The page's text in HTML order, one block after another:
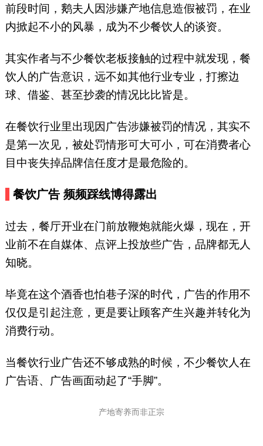
佳林开心梦工场等品牌。（微信
号：yuelaoban）
前段时间，鹅夫人因涉嫌产地信息造假被罚，在业
内掀起不小的风暴，成为不少餐饮人的谈资。
其实作者与不少餐饮老板接触的过程中就发现，餐
饮人的广告意识，远不如其他行业专业，打擦边
球、借鉴、甚至抄袭的情况比比皆是。
在餐饮行业里出现因广告涉嫌被罚的情况，其实不
是第一次见，被处罚情形可大可小，可在消费者心
目中丧失掉品牌信任度才是最危险的。
餐饮广告频频踩线博得露出
过去，餐厅开业在门前放鞭炮就能火爆，现在，开
业前不在自媒体、点评上投放些广告，品牌都无人
知晓。
毕竟在这个酒香也怕巷子深的时代，广告的作用不
仅仅是引起注意，更是要让顾客产生兴趣并转化为
消费行动。
当餐饮行业广告还不够成熟的时候，不少餐饮人在
广告语、广告画面动起了“手脚”。
产地寄养而非正宗